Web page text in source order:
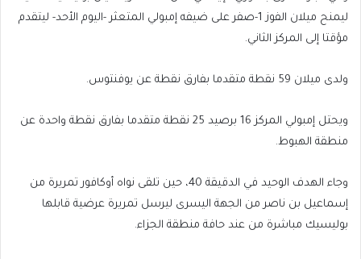
ليمنح ميلان الفوز 1-صفر على ضيفه إمبولي المتعثر -اليوم الأحد- ليتقدم
مؤقتا إلى المركز الثاني.
ولدى ميلان 59 نقطة متقدما بفارق نقطة عن يوفنتوس.
ويحتل إمبولي المركز 16 برصيد 25 نقطة متقدما بفارق نقطة واحدة عن
منطقة الهبوط.
وجاء الهدف الوحيد في الدقيقة 40، حين تلقى نواه أوكافور تمريرة من
إسماعيل بن ناصر من الجهة اليسرى ليرسل تمريرة عرضية قابلها
بوليسيك مباشرة من عند حافة منطقة الجزاء.